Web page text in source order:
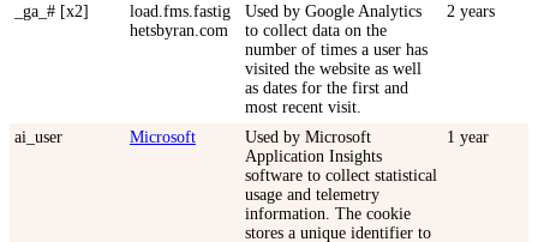
_ga_# [x2]
load.fms.fastig
hetsbyran.com
Used by Google Analytics
to collect data on the
number of times a user has
visited the website as well
as dates for the first and
most recent visit.
2 years
ai_user Microsoft
Used by Microsoft
Application Insights
software to collect statistical
usage and telemetry
information. The cookie
stores a unique identifier to
1 year